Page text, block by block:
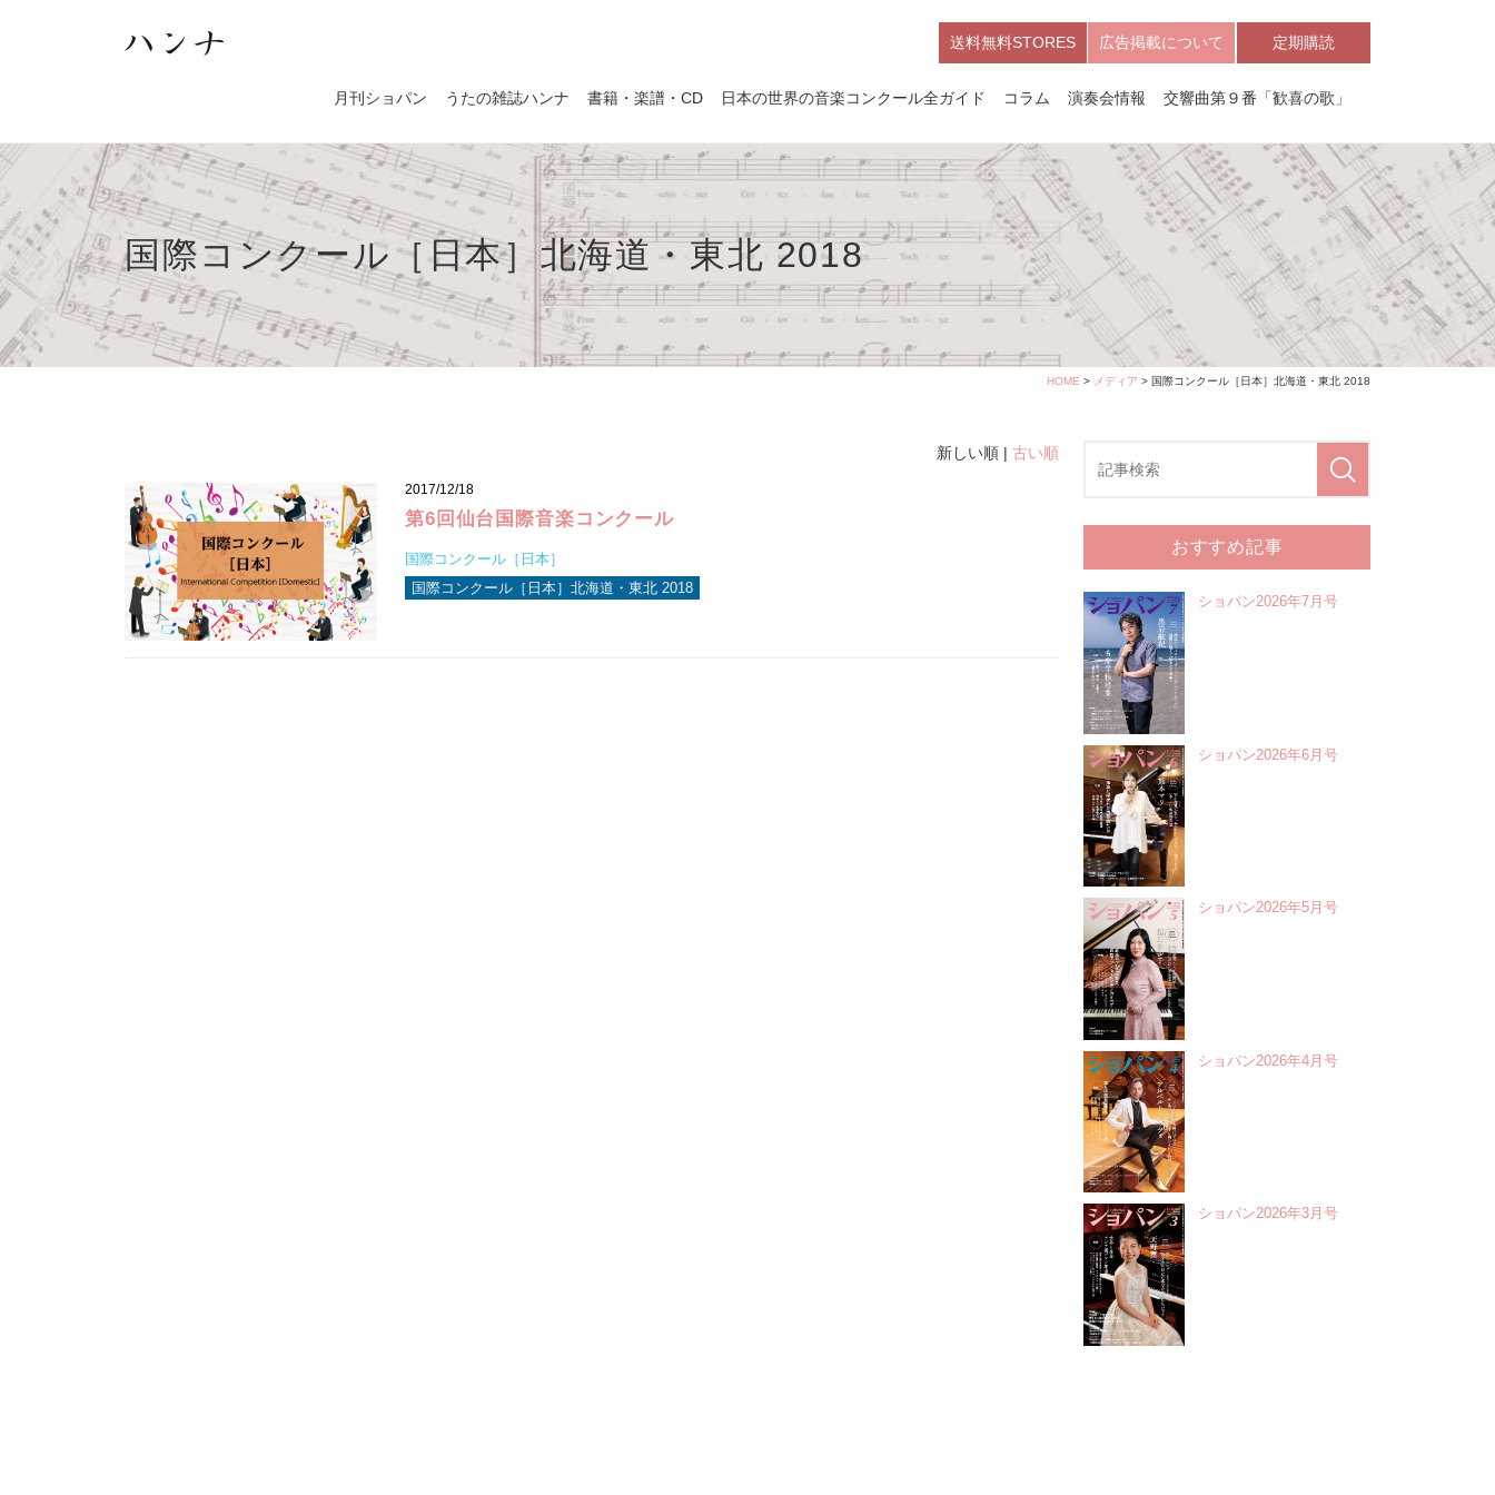
送料無料STORES 広告掲載について 定期購読
月刊ショパン うたの雑誌ハンナ 書籍・楽譜・CD 日本の世界の音楽コンクール全ガイド コラム 演奏会情報 交響曲第９番「歓喜の歌」
国際コンクール［日本］北海道・東北 2018
HOME > メディア > 国際コンクール［日本］北海道・東北 2018
新しい順 | 古い順
2017/12/18
第6回仙台国際音楽コンクール
国際コンクール［日本］
国際コンクール［日本］北海道・東北 2018
おすすめ記事
ショパン2026年7月号
ショパン2026年6月号
ショパン2026年5月号
ショパン2026年4月号
ショパン2026年3月号